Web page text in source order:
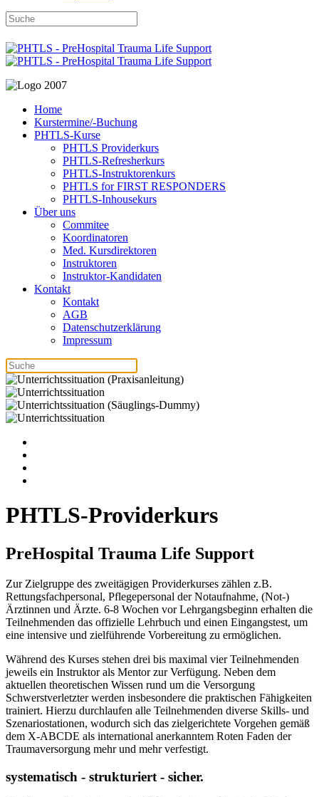
Home
Kurstermine/-Buchung
PHTLS-Kurse
PHTLS Providerkurs
PHTLS-Refresherkurs
PHTLS-Instruktorenkurs
PHTLS for FIRST RESPONDERS
PHTLS-Inhousekurs
Über uns
Commitee
Koordinatoren
Med. Kursdirektoren
Instruktoren
Instruktor-Kandidaten
Kontakt
Kontakt
AGB
Datenschutzerklärung
Impressum
PHTLS-Providerkurs
PreHospital Trauma Life Support
Zur Zielgruppe des zweitägigen Providerkurses zählen z.B.
Rettungsfachpersonal, Pflegepersonal der Notaufnahme, (Not-)
Ärztinnen und Ärzte. 6-8 Wochen vor Lehrgangsbeginn erhalten die
Teilnehmenden das offizielle Lehrbuch und einen Eingangstest, um
eine intensive und zielführende Vorbereitung zu ermöglichen.
Während des Kurses stehen drei bis maximal vier Teilnehmenden
jeweils ein Instruktor als Mentor zur Verfügung. Neben dem
aktuellen theoretischen Wissen rund um die Versorgung
Schwerstverletzter werden insbesondere die praktischen Fähigkeiten
trainiert. Hierzu durchlaufen alle Teilnehmenden diverse Skills- und
Szenariostationen, wodurch sich das zielgerichtete Vorgehen gemäß
dem X-ABCDE als international anerkanntem Roten Faden der
Traumaversorgung mehr und mehr verfestigt.
systematisch - strukturiert - sicher.